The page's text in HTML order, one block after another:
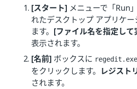
[スタート] メニューで「Run
れたデスクトップ アプリケ
ます。 [ファイル名を指定して
表示されます。
[名前] ボックスに regedit.exe
をクリックします。 レジスト
されます。